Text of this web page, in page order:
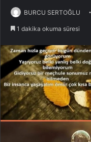
BURCU SERTOĞLU
1 dakika okuma süresi